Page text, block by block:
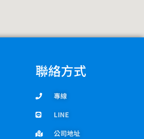
聯絡方式
專線
LINE
公司地址